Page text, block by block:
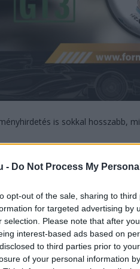
- Do Not Process My
opt-out of the sale, sharing to
for targeted advertising by
selection. Please note that after
interest-based ads based on
to third parties prior to
of your personal information
is sokkal hosszabb,
és nem is érdemes, hogy
csapata. A csapatot gründoló
úrral járt Le Mans-ban, nyilván
meg a legendás futamon.